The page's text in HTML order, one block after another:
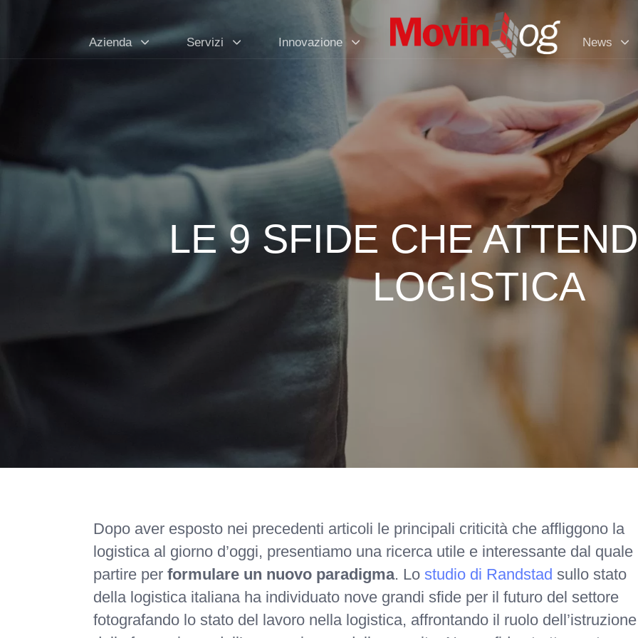
Azienda Servizi Innovazione News
LE 9 SFIDE CHE
LOGISTICA
Dopo aver esposto nei precedenti articoli le principali criticità che affliggono la
logistica al giorno d’oggi, presentiamo una ricerca utile e interessante dal quale
partire per formulare un nuovo paradigma. Lo studio di Randstad sullo stato
della logistica italiana ha individuato nove grandi sfide per il futuro del settore
fotografando lo stato del lavoro nella logistica, affrontando il ruolo